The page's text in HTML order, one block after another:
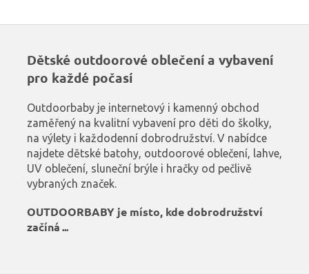
Dětské outdoorové oblečení a vybavení
pro každé počasí
Outdoorbaby je internetový i kamenný obchod
zaměřený na kvalitní vybavení pro děti do školky,
na výlety i každodenní dobrodružství. V nabídce
najdete dětské batohy, outdoorové oblečení, lahve,
UV oblečení, sluneční brýle i hračky od pečlivě
vybraných značek.
OUTDOORBABY je místo, kde dobrodružství
začíná ...